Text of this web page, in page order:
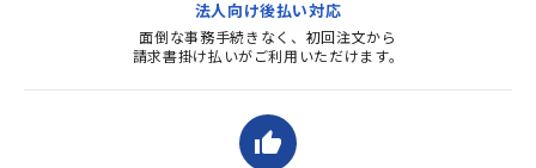
法人向け後払い対応
面倒な事務手続きなく、初回注文から
請求書掛け払いがご利用いただけます。
thumb_up